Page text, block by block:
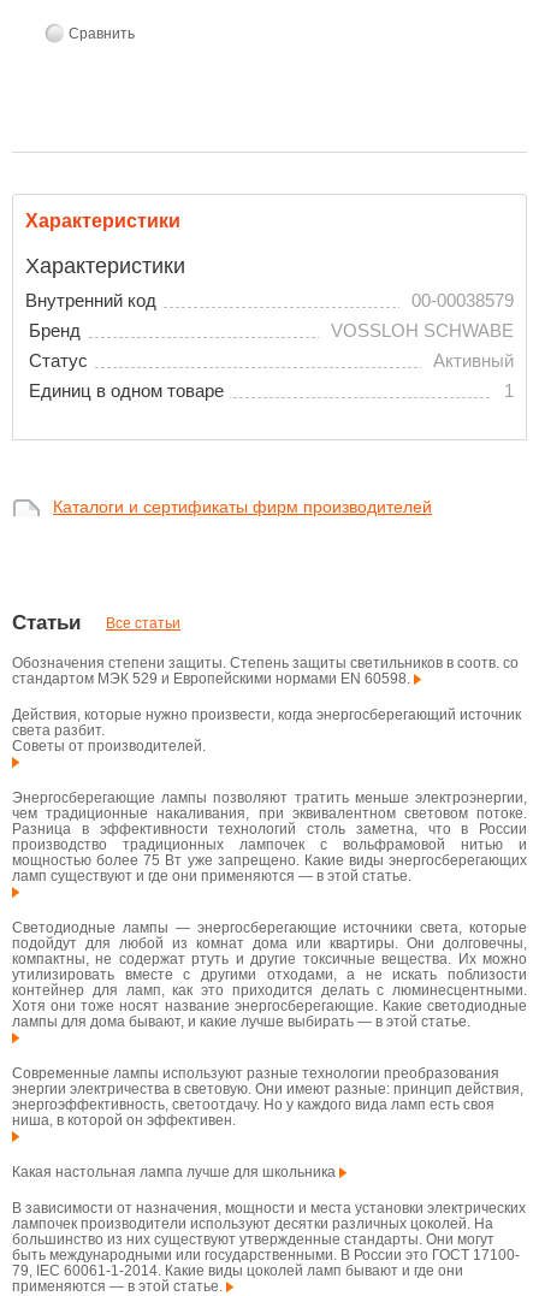
Сравнить
Характеристики
Характеристики
Внутренний код
00-00038579
Бренд
VOSSLOH SCHWABE
Статус
Активный
Единиц в одном товаре
1
Каталоги и сертификаты фирм производителей
Статьи Все статьи
Обозначения степени защиты. Степень защиты светильников в соотв. со
стандартом МЭК 529 и Европейскими нормами EN 60598.
Действия, которые нужно произвести, когда энергосберегающий источник
света разбит.
Советы от производителей.
Энергосберегающие лампы позволяют тратить меньше электроэнергии,
чем традиционные накаливания, при эквивалентном световом потоке.
Разница в эффективности технологий столь заметна, что в России
производство традиционных лампочек с вольфрамовой нитью и
мощностью более 75 Вт уже запрещено. Какие виды энергосберегающих
ламп существуют и где они применяются — в этой статье.
Светодиодные лампы — энергосберегающие источники света, которые
подойдут для любой из комнат дома или квартиры. Они долговечны,
компактны, не содержат ртуть и другие токсичные вещества. Их можно
утилизировать вместе с другими отходами, а не искать поблизости
контейнер для ламп, как это приходится делать с люминесцентными.
Хотя они тоже носят название энергосберегающие. Какие светодиодные
лампы для дома бывают, и какие лучше выбирать — в этой статье.
Современные лампы используют разные технологии преобразования
энергии электричества в световую. Они имеют разные: принцип действия,
энергоэффективность, светоотдачу. Но у каждого вида ламп есть своя
ниша, в которой он эффективен.
Какая настольная лампа лучше для школьника
В зависимости от назначения, мощности и места установки электрических
лампочек производители используют десятки различных цоколей. На
большинство из них существуют утвержденные стандарты. Они могут
быть международными или государственными. В России это ГОСТ 17100-
79, IEC 60061-1-2014. Какие виды цоколей ламп бывают и где они
применяются — в этой статье.